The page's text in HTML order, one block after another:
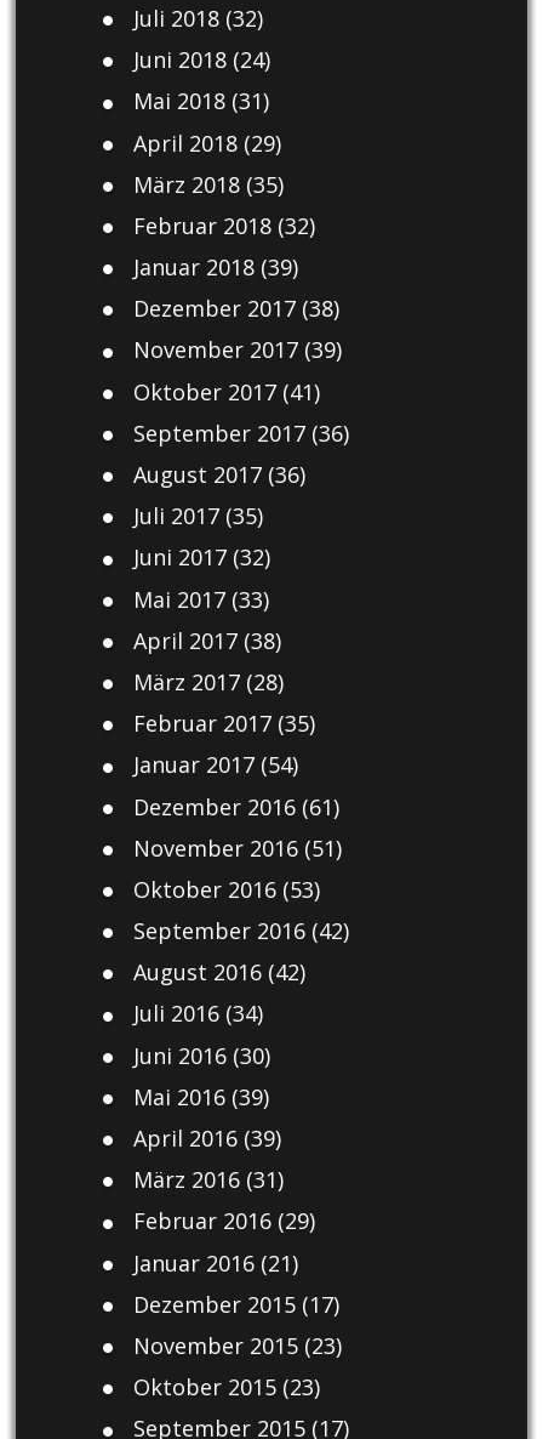
Juli 2018(32)
Juni 2018(24)
Mai 2018(31)
April 2018(29)
März 2018(35)
Februar 2018(32)
Januar 2018(39)
Dezember 2017(38)
November 2017(39)
Oktober 2017(41)
September 2017(36)
August 2017(36)
Juli 2017(35)
Juni 2017(32)
Mai 2017(33)
April 2017(38)
März 2017(28)
Februar 2017(35)
Januar 2017(54)
Dezember 2016(61)
November 2016(51)
Oktober 2016(53)
September 2016(42)
August 2016(42)
Juli 2016(34)
Juni 2016(30)
Mai 2016(39)
April 2016(39)
März 2016(31)
Februar 2016(29)
Januar 2016(21)
Dezember 2015(17)
November 2015(23)
Oktober 2015(23)
September 2015(17)